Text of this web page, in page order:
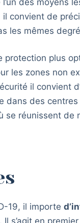
convient de
les mêmes
protection plus
les zones non
il convient
dans des
se réunissent de
19, il importe
. Il s’agit en